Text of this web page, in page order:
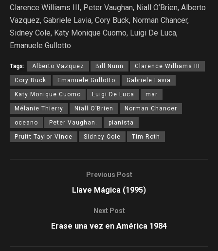
Clarence Williams III, Peter Vaughan, Niall O’Brien, Alberto
Vazquez, Gabriele Lavia, Cory Buck, Norman Chancer,
Sidney Cole, Katy Monique Cuomo, Luigi De Luca,
Emanuele Gullotto
Tags: Alberto Vazquez Bill Nunn Clarence Williams III
Cory Buck Emanuele Gullotto Gabriele Lavia
Katy Monique Cuomo Luigi De Luca mar
Mélanie Thierry Niall O’Brien Norman Chancer
oceano Peter Vaughan. pianista
Pruitt Taylor Vince Sidney Cole Tim Roth
Previous Post
Llave Mágica (1995)
Next Post
Erase una vez en América 1984